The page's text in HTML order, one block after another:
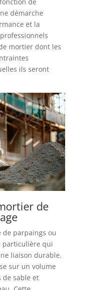
démarche
et la
mortier dont les
ils seront
de
de parpaings ou
particulière qui
liaison durable.
sur un volume
de sable et